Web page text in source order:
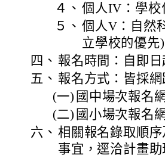
４、 個人IV：學校
５、 個人V：自然
立學校的優先)
四、 報名時間：自即
五、 報名方式：皆採
(一) 國中場次報名
(二) 國小場次報名
六、 相關報名錄取順
事宜，逕洽計畫